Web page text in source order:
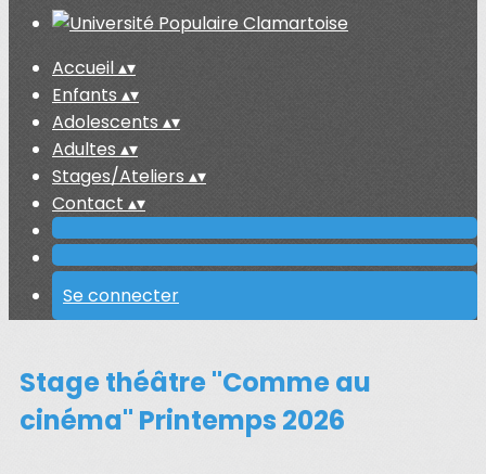
Accueil▴▾
Enfants▴▾
Adolescents ▴▾
Adultes ▴▾
Stages/Ateliers▴▾
Contact ▴▾
Se connecter
Stage théâtre "Comme au
cinéma" Printemps 2026